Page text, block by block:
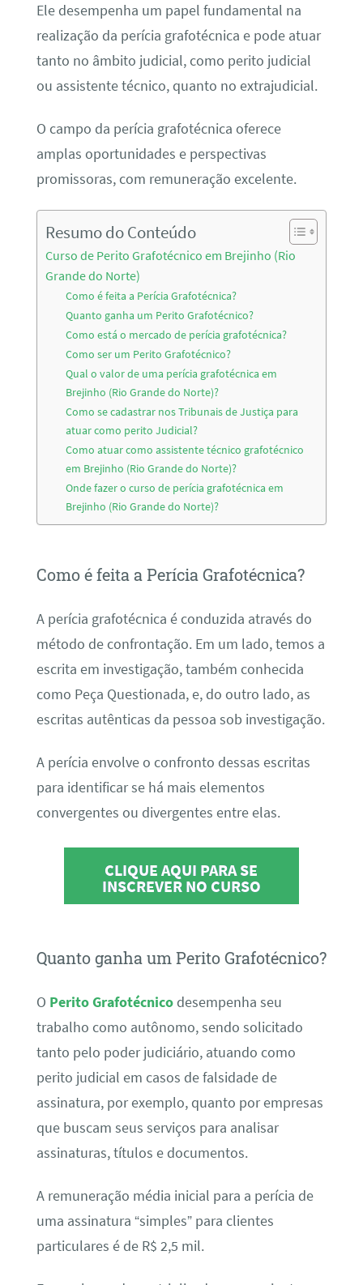
Ele desempenha um papel fundamental na
realização da perícia grafotécnica e pode atuar
tanto no âmbito judicial, como perito judicial
ou assistente técnico, quanto no extrajudicial.
O campo da perícia grafotécnica oferece
amplas oportunidades e perspectivas
promissoras, com remuneração excelente.
Resumo do Conteúdo
Curso de Perito Grafotécnico em Brejinho (Rio
Grande do Norte)
Como é feita a Perícia Grafotécnica?
Quanto ganha um Perito Grafotécnico?
Como está o mercado de perícia grafotécnica?
Como ser um Perito Grafotécnico?
Qual o valor de uma perícia grafotécnica em
Brejinho (Rio Grande do Norte)?
Como se cadastrar nos Tribunais de Justiça para
atuar como perito Judicial?
Como atuar como assistente técnico grafotécnico
em Brejinho (Rio Grande do Norte)?
Onde fazer o curso de perícia grafotécnica em
Brejinho (Rio Grande do Norte)?
Como é feita a Perícia Grafotécnica?
A perícia grafotécnica é conduzida através do
método de confrontação. Em um lado, temos a
escrita em investigação, também conhecida
como Peça Questionada, e, do outro lado, as
escritas autênticas da pessoa sob investigação.
A perícia envolve o confronto dessas escritas
para identificar se há mais elementos
convergentes ou divergentes entre elas.
CLIQUE AQUI PARA SE
INSCREVER NO CURSO
Quanto ganha um Perito Grafotécnico?
O Perito Grafotécnicodesempenha seu
trabalho como autônomo, sendo solicitado
tanto pelo poder judiciário, atuando como
perito judicial em casos de falsidade de
assinatura, por exemplo, quanto por empresas
que buscam seus serviços para analisar
assinaturas, títulos e documentos.
A remuneração média inicial para a perícia de
uma assinatura “simples” para clientes
particulares é de R$ 2,5 mil.